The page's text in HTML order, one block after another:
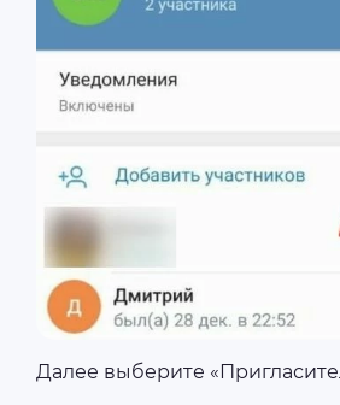
Далее выберите